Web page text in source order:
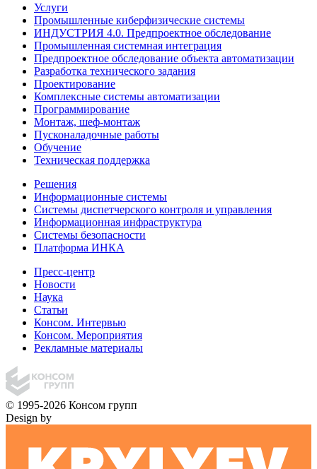
Услуги
Промышленные киберфизические системы
ИНДУСТРИЯ 4.0. Предпроектное обследование
Промышленная системная интеграция
Предпроектное обследование объекта автоматизации
Разработка технического задания
Проектирование
Комплексные системы автоматизации
Программирование
Монтаж, шеф-монтаж
Пусконаладочные работы
Обучение
Техническая поддержка
Решения
Информационные системы
Системы диспетчерского контроля и управления
Информационная инфраструктура
Системы безопасности
Платформа ИНКА
Пресс-центр
Новости
Наука
Статьи
Консом. Интервью
Консом. Мероприятия
Рекламные материалы
© 1995-2026 Консом групп
Design by